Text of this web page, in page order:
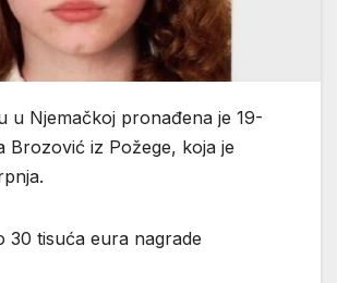
u Njemačkoj pronađena je 19-
Brozović iz Požege, koja je
30 tisuća eura nagrade